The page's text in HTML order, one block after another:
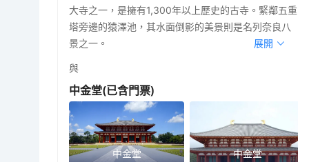
大寺之一，是擁有1,300年以上歷史的古寺。緊鄰五重
塔旁邊的猿澤池，其水面倒影的美景則是名列奈良八
景之一。
展開
與
中金堂(已含門票)
中金堂 中金堂